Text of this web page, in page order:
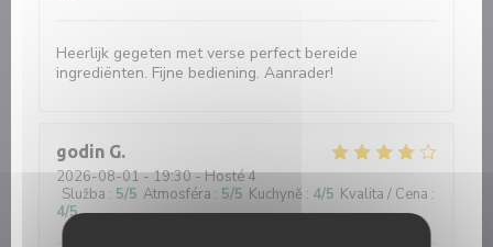
Heerlijk gegeten met verse perfect bereide
ingrediënten. Fijne bediening. Aanrader!
godin G
2026-08-01- 19:30 - Hosté 4
Služba : 5/5 Atmosféra : 5/5 Kuchyně : 4/5 Kvalita / Cena :
4/5